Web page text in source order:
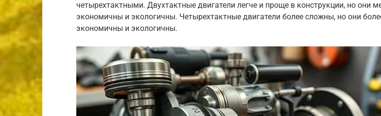
четырехтактными. Двухтактные двигатели легче и проще в конструкции, но они
экономичны и экологичны. Четырехтактные двигатели более сложны, но они
экономичны и экологичны.